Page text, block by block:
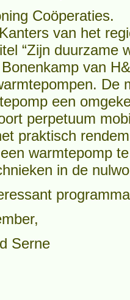
Coöperaties.
van het
“Zijn duurzame
van
De
een
perpetuum
praktisch
warmtepomp
in de
Serne